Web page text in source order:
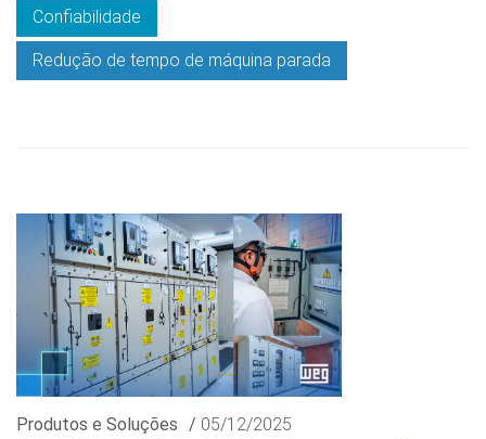
Confiabilidade
Redução de tempo de máquina parada
Produtos e Soluções / 05/12/2025